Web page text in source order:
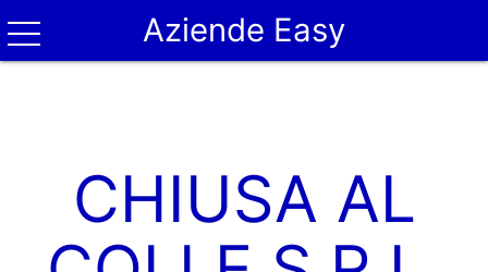
Aziende Easy
CHIUSA AL